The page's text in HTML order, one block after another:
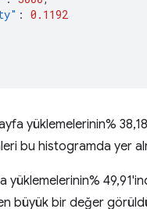
: 0.1192
yüklemelerinin%
bu histogramda yer
yüklemelerinin%
büyük bir değer